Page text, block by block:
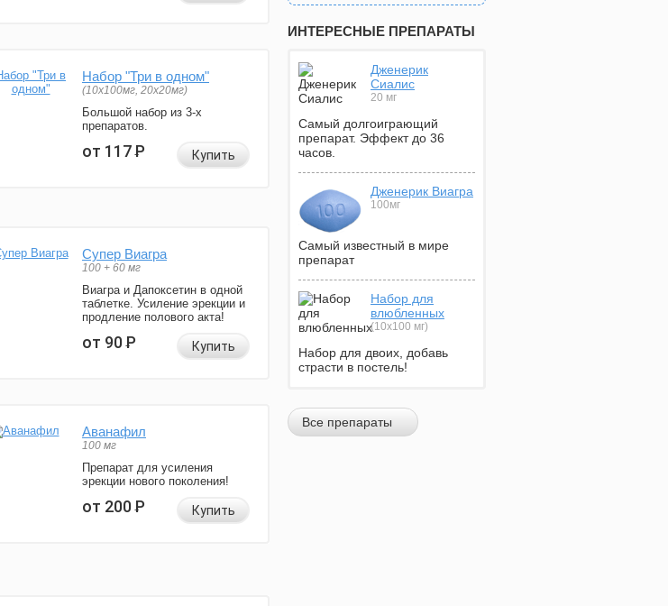
Набор "Три в одном"
(10x100мг, 20x20мг)
Большой набор из 3-х
препаратов.
от 117Р Купить
Супер Виагра
100 + 60 мг
Виагра и Дапоксетин в одной
таблетке. Усиление эрекции и
продление полового акта!
от 90Р Купить
Аванафил
100 мг
Препарат для усиления
эрекции нового поколения!
от 200Р Купить
ИНТЕРЕСНЫЕ ПРЕПАРАТЫ
Дженерик
Сиалис
20 мг
Самый долгоиграющий
препарат. Эффект до 36
часов.
Дженерик Виагра
100мг
Самый известный в мире
препарат
Набор для
влюбленных
(10х100 мг)
Набор для двоих, добавь
страсти в постель!
Все препараты